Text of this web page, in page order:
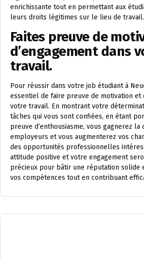
enrichissante tout en permettant aux
leurs droits légitimes sur le lieu de travail.
Faites preuve de
d’engagement dans
travail.
Pour réussir dans votre job étudiant à
essentiel de faire preuve de motivation et
votre travail. En montrant votre
tâches qui vous sont confiées, en étant
preuve d’enthousiasme, vous gagnerez la
employeurs et vous augmenterez vos
des opportunités professionnelles
attitude positive et votre engagement
précieux pour bâtir une réputation
vos compétences tout en contribuant